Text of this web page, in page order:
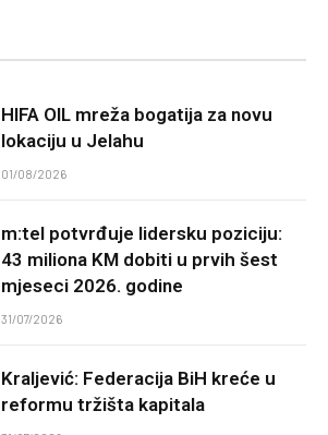
HIFA OIL mreža bogatija za novu
lokaciju u Jelahu
01/08/2026
m:tel potvrđuje lidersku poziciju:
43 miliona KM dobiti u prvih šest
mjeseci 2026. godine
31/07/2026
Kraljević: Federacija BiH kreće u
reformu tržišta kapitala